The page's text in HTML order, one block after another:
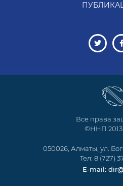
Все права
©ННП 2013
050026, Алматы, ул.
Тел: 8 (727)
E-mail: